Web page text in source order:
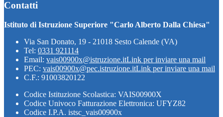
Contatti
Istituto di Istruzione Superiore "Carlo Alberto Dalla Chiesa"
Via San Donato, 19 - 21018 Sesto Calende (VA)
Tel: 0331 921114
Email: vais00900x@istruzione.itLink per inviare una mail
PEC: vais00900x@pec.istruzione.itLink per inviare una mail
C.F.: 91003820122
Codice Istituzione Scolastica: VAIS00900X
Codice Univoco Fatturazione Elettronica: UFYZ82
Codice I.P.A. istsc_vais00900x